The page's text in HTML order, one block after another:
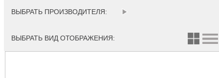
ВЫБРАТЬ ПРОИЗВОДИТЕЛЯ:
ВЫБРАТЬ ВИД ОТОБРАЖЕНИЯ: